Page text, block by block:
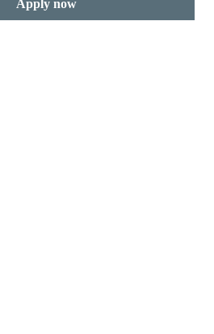
Apply now